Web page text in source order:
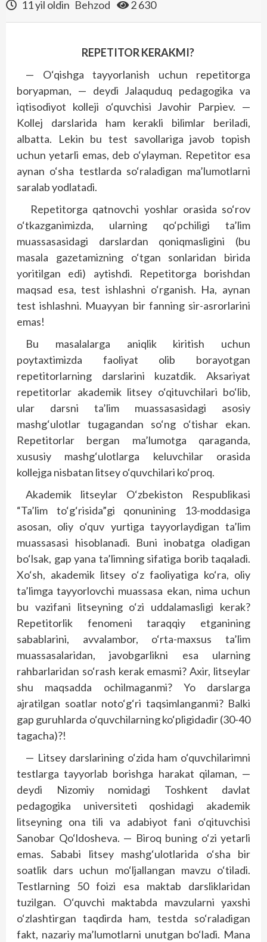
11 yil oldin Behzod 2 630
REPETITOR KERAKMI?
— O‘qishga tayyorlanish uchun repetitorga
boryapman, — deydi Jalaquduq pedagogika va
iqtisodiyot kolleji o‘quvchisi Javohir Parpiev. —
Kollej darslarida ham kerakli bilimlar beriladi,
albatta. Lekin bu test savollariga javob topish
uchun yetarli emas, deb o‘ylayman. Repetitor esa
aynan o‘sha testlarda so‘raladigan ma’lumotlarni
saralab yodlatadi.
Repetitorga qatnovchi yoshlar orasida so‘rov
o‘tkazganimizda, ularning qo‘pchiligi ta’lim
muassasasidagi darslardan qoniqmasligini (bu
masala gazetamizning o‘tgan sonlaridan birida
yoritilgan edi) aytishdi. Repetitorga borishdan
maqsad esa, test ishlashni o‘rganish. Ha, aynan
test ishlashni. Muayyan bir fanning sir-asrorlarini
emas!
Bu masalalarga aniqlik kiritish uchun
poytaxtimizda faoliyat olib borayotgan
repetitorlarning darslarini kuzatdik. Aksariyat
repetitorlar akademik litsey o‘qituvchilari bo‘lib,
ular darsni ta’lim muassasasidagi asosiy
mashg‘ulotlar tugagandan so‘ng o‘tishar ekan.
Repetitorlar bergan ma’lumotga qaraganda,
xususiy mashg‘ulotlarga keluvchilar orasida
kollejga nisbatan litsey o‘quvchilari ko‘proq.
Akademik litseylar O‘zbekiston Respublikasi
“Ta’lim to‘g‘risida”gi qonunining 13-moddasiga
asosan, oliy o‘quv yurtiga tayyorlaydigan ta’lim
muassasasi hisoblanadi. Buni inobatga oladigan
bo‘lsak, gap yana ta’limning sifatiga borib taqaladi.
Xo‘sh, akademik litsey o‘z faoliyatiga ko‘ra, oliy
ta’limga tayyorlovchi muassasa ekan, nima uchun
bu vazifani litseyning o‘zi uddalamasligi kerak?
Repetitorlik fenomeni taraqqiy etganining
sabablarini, avvalambor, o‘rta-maxsus ta’lim
muassasalaridan, javobgarlikni esa ularning
rahbarlaridan so‘rash kerak emasmi? Axir, litseylar
shu maqsadda ochilmaganmi? Yo darslarga
ajratilgan soatlar noto‘g‘ri taqsimlanganmi? Balki
gap guruhlarda o‘quvchilarning ko‘pligidadir (30-40
tagacha)?!
— Litsey darslarining o‘zida ham o‘quvchilarimni
testlarga tayyorlab borishga harakat qilaman, —
deydi Nizomiy nomidagi Toshkent davlat
pedagogika universiteti qoshidagi akademik
litseyning ona tili va adabiyot fani o‘qituvchisi
Sanobar Qo‘ldosheva. — Biroq buning o‘zi yetarli
emas. Sababi litsey mashg‘ulotlarida o‘sha bir
soatlik dars uchun mo‘ljallangan mavzu o‘tiladi.
Testlarning 50 foizi esa maktab darsliklaridan
tuzilgan. O‘quvchi maktabda mavzularni yaxshi
o‘zlashtirgan taqdirda ham, testda so‘raladigan
fakt, nazariy ma’lumotlarni unutgan bo‘ladi. Mana